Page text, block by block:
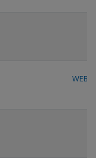
WEB